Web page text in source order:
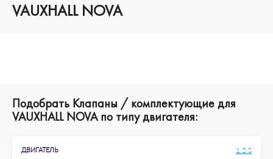
VAUXHALL NOVA
Подобрать Клапаны / комплектующие для
VAUXHALL NOVA по типу двигателя:
ДВИГАТЕЛЬ 1.2 S